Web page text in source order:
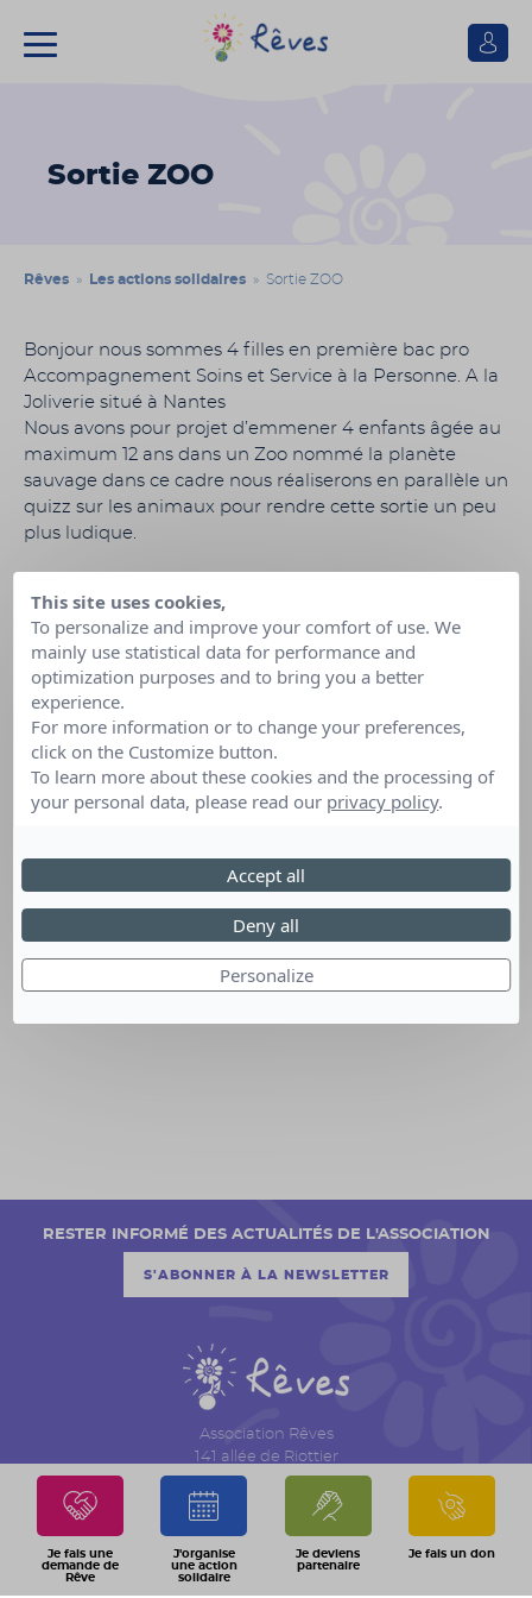
Se
Sortie ZOO
Je fais une
demande de
Rêve
J'organise
une action
solidaire
Je deviens
partenaire
Je fais un don
Rêves » Les actions solidaires » Sortie ZOO
Bonjour nous sommes 4 filles en première bac pro
Accompagnement Soins et Service à la Personne. A la
Joliverie situé à Nantes
Nous avons pour projet d’emmener 4 enfants âgée au
maximum 12 ans dans un Zoo nommé la planète
sauvage dans ce cadre nous réaliserons en parallèle un
quizz sur les animaux pour rendre cette sortie un peu
plus ludique.
07 août 2026
Lieu :Port-Saint-Piere (Loire-Atlantique)
Association Rêves
141 allée de Riottier
CS 7007 – Limas
69651 Villefranche sur Saône Cedex
04 74 06 30 00
RESTER INFORMÉ DES ACTUALITÉS DE L'ASSOCIATION
S'ABONNER À LA NEWSLETTER
This site uses cookies,
To personalize and improve your comfort of use. We
mainly use statistical data for performance and
optimization purposes and to bring you a better
experience.
For more information or to change your preferences,
click on the Customize button.
To learn more about these cookies and the processing of
your personal data, please read our privacy policy.
Personalize
Deny all
Accept all